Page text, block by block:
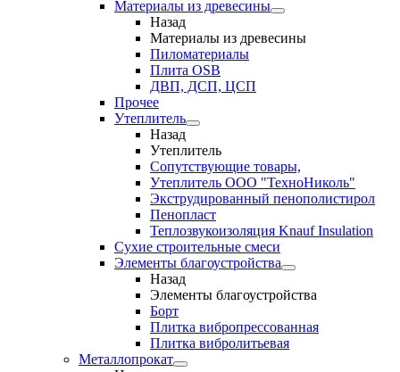
Материалы из древесины
Назад
Материалы из древесины
Пиломатериалы
Плита OSB
ДВП, ДСП, ЦСП
Прочее
Утеплитель
Назад
Утеплитель
Сопутствующие товары,
Утеплитель ООО "ТехноНиколь"
Экструдированный пенополистирол
Пенопласт
Теплозвукоизоляция Knauf Insulation
Сухие строительные смеси
Элементы благоустройства
Назад
Элементы благоустройства
Борт
Плитка вибропрессованная
Плитка вибролитьевая
Металлопрокат